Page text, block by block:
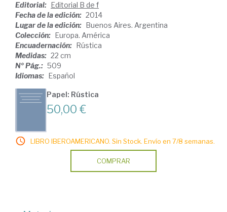
Editorial: Editorial B de f
Fecha de la edición: 2014
Lugar de la edición: Buenos Aires. Argentina
Colección: Europa. América
Encuadernación: Rústica
Medidas: 22 cm
Nº Pág.: 509
Idiomas: Español
Papel: Rústica
50,00 €
LIBRO IBEROAMERICANO. Sin Stock. Envío en 7/8 semanas.
COMPRAR